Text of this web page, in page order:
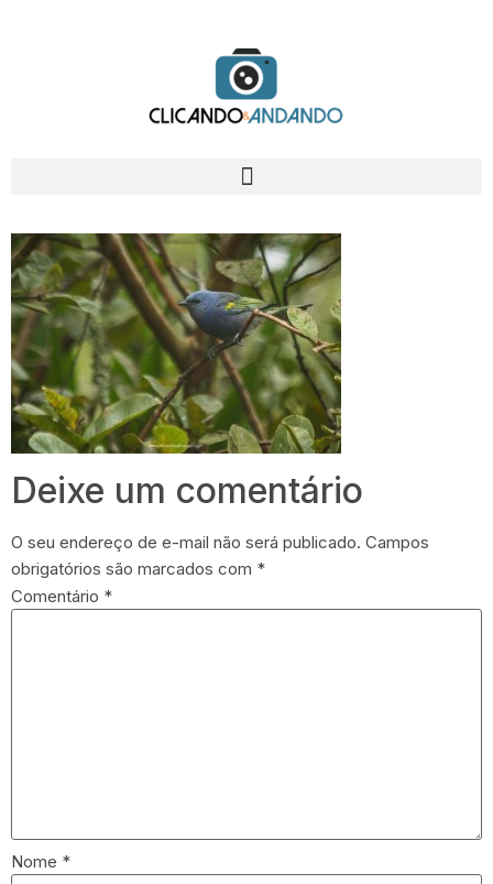
Deixe um comentário
O seu endereço de e-mail não será publicado. Campos
obrigatórios são marcados com *
Comentário *
Nome *